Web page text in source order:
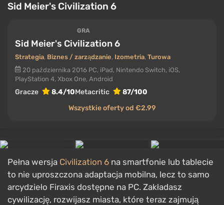
Sid Meier's Civilization 6
GRA
Sid Meier's Civilization 6
Strategia, Biznes / zarządzanie, Izometria, Turowa
20 października 2016 PC, iPad, Nintendo Switch, iOS,
PlayStation 4, Xbox One, Android
Gracze 8.4/10Metacritic
87/100
Wszystkie oferty od €2.99
Pełna wersja Civilization 6 na smartfonie lub tablecie
to nie uproszczona adaptacja mobilna, lecz to samo
arcydzieło Firaxis dostępne na PC. Zakładasz
cywilizację, rozwijasz miasta, które teraz zajmują